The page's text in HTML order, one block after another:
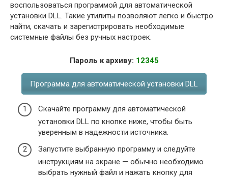
воспользоваться программой для автоматической
установки DLL. Такие утилиты позволяют легко и быстро
найти, скачать и зарегистрировать необходимые
системные файлы без ручных настроек.
Пароль к архиву: 12345
Программа для автоматической установки DLL
Скачайте программу для автоматической
установки DLL по кнопке ниже, чтобы быть
уверенным в надежности источника.
Запустите выбранную программу и следуйте
инструкциям на экране — обычно необходимо
выбрать нужный файл и нажать кнопку для